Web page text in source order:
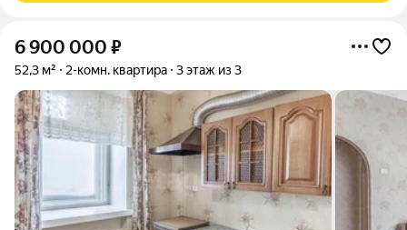
6 900 000 ₽
52,3 м² 2-комн. квартира 3 этаж из 3